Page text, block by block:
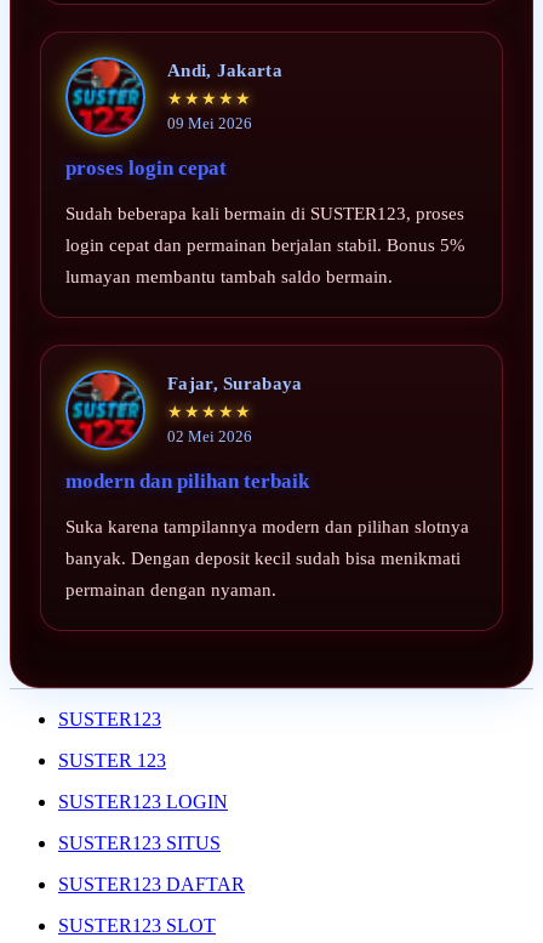
Andi, Jakarta
★★★★★
09 Mei 2026
proses login cepat
Sudah beberapa kali bermain di SUSTER123, proses
login cepat dan permainan berjalan stabil. Bonus 5%
lumayan membantu tambah saldo bermain.
Fajar, Surabaya
★★★★★
02 Mei 2026
modern dan pilihan terbaik
Suka karena tampilannya modern dan pilihan slotnya
banyak. Dengan deposit kecil sudah bisa menikmati
permainan dengan nyaman.
SUSTER123
SUSTER 123
SUSTER123 LOGIN
SUSTER123 SITUS
SUSTER123 DAFTAR
SUSTER123 SLOT